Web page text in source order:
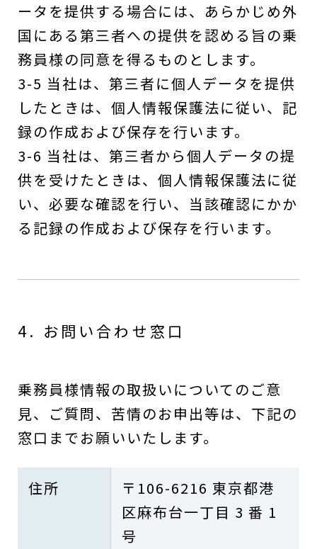
ータを提供する場合には、あらかじめ外
国にある第三者への提供を認める旨の乗
務員様の同意を得るものとします。
3-5 当社は、第三者に個人データを提供
したときは、個人情報保護法に従い、記
録の作成および保存を行います。
3-6 当社は、第三者から個人データの提
供を受けたときは、個人情報保護法に従
い、必要な確認を行い、当該確認にかか
る記録の作成および保存を行います。
4. お問い合わせ窓口
乗務員様情報の取扱いについてのご意
見、ご質問、苦情のお申出等は、下記の
窓口までお願いいたします。
住所
〒106-6216 東京都港
区麻布台一丁目 3 番 1
号